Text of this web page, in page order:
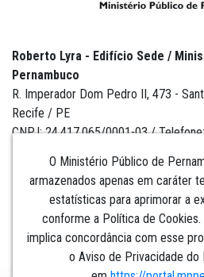
O Ministério Público de
armazenados apenas em caráter
estatísticas para aprimorar a
conforme a Política de
implica concordância com esse
o Aviso de Privacidade do
Roberto Lyra - Edifício Sede /
Pernambuco
R. Imperador Dom Pedro II, 473 -
Recife / PE
CNPJ: 24.417.065/0001-03 /
Institucional
Comunicação